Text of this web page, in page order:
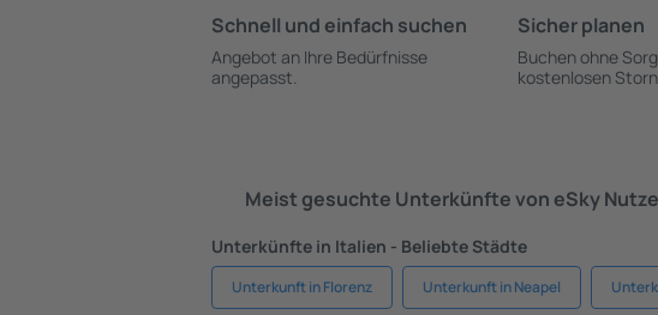
Schnell und einfach suchen
Angebot an Ihre Bedürfnisse
angepasst.
Sicher planen
Buchen ohne
kostenlosen
Meist gesuchte Unterkünfte von eSky
Unterkünfte in Italien - Beliebte Städte
Unterkunft in Florenz Unterkunft in Neapel